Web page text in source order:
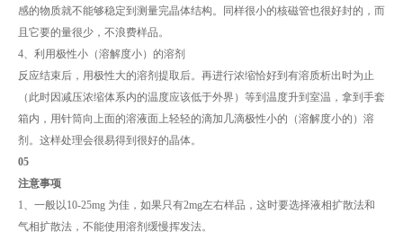
感的物质就不能够稳定到测量完晶体结构。同样很小的核磁管也很好封的，而
且它要的量很少，不浪费样品。
4、利用极性小（溶解度小）的溶剂
反应结束后，用极性大的溶剂提取后。再进行浓缩恰好到有溶质析出时为止
（此时因减压浓缩体系内的温度应该低于外界）等到温度升到室温，拿到手套
箱内，用针筒向上面的溶液面上轻轻的滴加几滴极性小的（溶解度小的）溶
剂。这样处理会很易得到很好的晶体。
05
注意事项
1、一般以10-25mg 为佳，如果只有2mg左右样品，这时要选择液相扩散法和
气相扩散法，不能使用溶剂缓慢挥发法。